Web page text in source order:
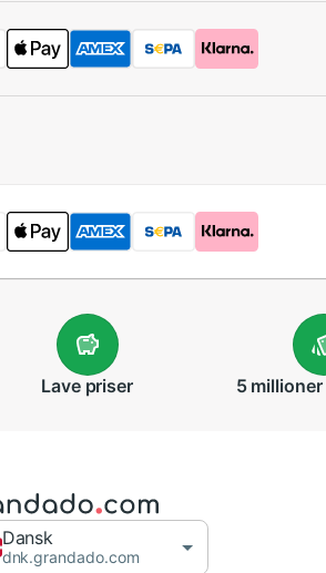
Lavepriser 5 millioner
Dansk
dnk.grandado.com